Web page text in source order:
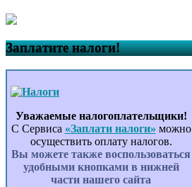
Заплатите налоги!
Уважаемые налогоплательщики!
С Сервиса «Заплати налоги» можно
осуществить оплату налогов.
Вы можете также воспользоваться
удобными кнопками в нижней
части нашего сайта